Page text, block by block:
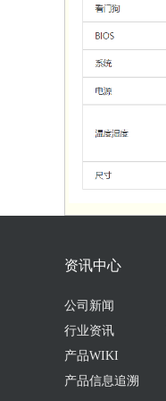
资讯中心
公司新闻
行业资讯
产品WIKI
产品信息追溯